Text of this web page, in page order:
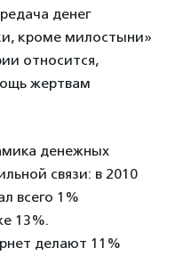
денег
кроме милостыни»
относится,
жертвам
денежных
связи: в 2010
всего 1%
13%.
делают 11%